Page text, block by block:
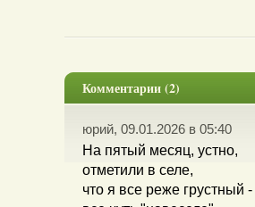
Комментарии (2)
юрий, 09.01.2026 в 05:40
На пятый месяц, устно,
отметили в селе,
что я все реже грустный -